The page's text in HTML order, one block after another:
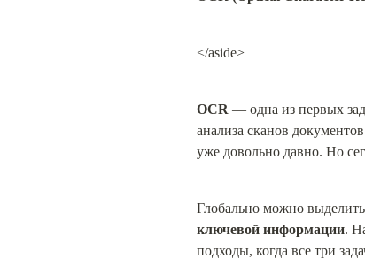
</aside>
OCR — одна из первых
анализа сканов
уже довольно давно. Но
Глобально можно
ключевой информации.
подходы, когда все три